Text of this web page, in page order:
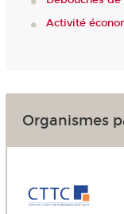
Activité
Organismes